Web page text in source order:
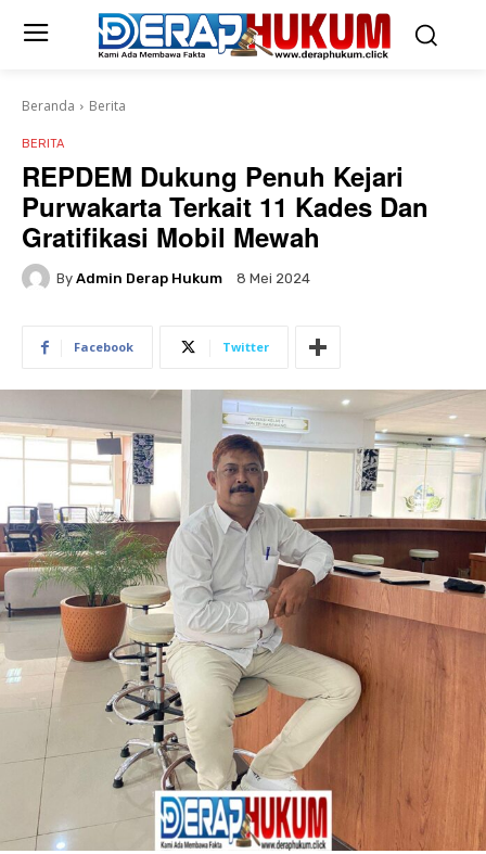
Beranda Berita
BERITA
REPDEM Dukung Penuh Kejari
Purwakarta Terkait 11 Kades Dan
Gratifikasi Mobil Mewah
By Admin Derap Hukum 8 Mei 2024
Facebook Twitter